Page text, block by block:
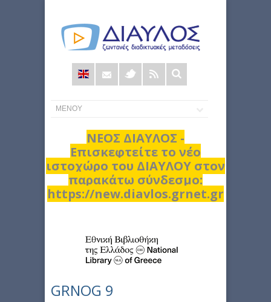
Φόρμα
αναζήτησης
ΝΕΟΣ ΔΙΑΥΛΟΣ -
Επισκεφτείτε το νέο
ιστοχώρο του ΔΙΑΥΛΟΥ στον
παρακάτω σύνδεσμο:
https://new.diavlos.grnet.gr
GRNOG 9